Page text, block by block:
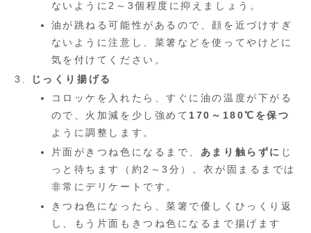
ないように2～3個程度に抑えましょう。
油が跳ねる可能性があるので、顔を近づけすぎ
ないように注意し、菜箸などを使ってやけどに
気を付けてください。
じっくり揚げる
コロッケを入れたら、すぐに油の温度が下がる
ので、火加減を少し強めて 170～180℃を保つ
ように調整します。
片面がきつね色になるまで、 あまり触らずに じ
っと待ちます（約2～3分）。衣が固まるまでは
非常にデリケートです。
きつね色になったら、菜箸で優しくひっくり返
し、もう片面もきつね色になるまで揚げます